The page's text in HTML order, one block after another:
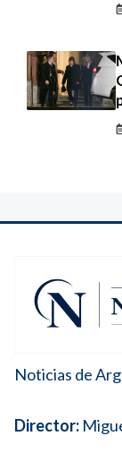
Noticias de
Director: